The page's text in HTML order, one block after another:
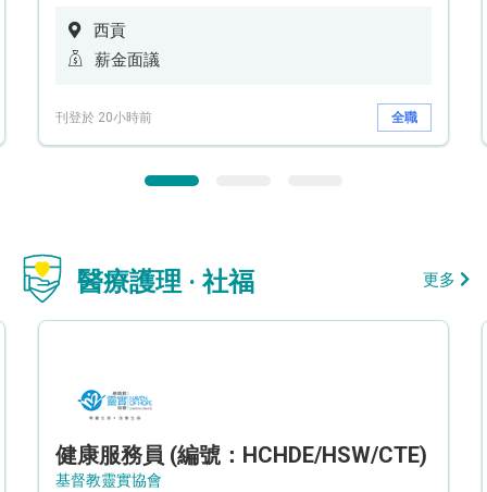
西貢
薪金面議
刊登於 20小時前 全職
醫療護理 · 社福 更多
健康服務員 (編號：HCHDE/HSW/CTE)
基督教靈實協會